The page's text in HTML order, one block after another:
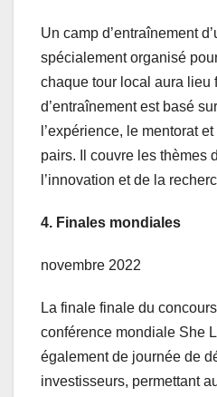
Un camp d’entraînement
spécialement organisé
chaque tour local aura lieu
d’entraînement est basé
l’expérience, le mentorat
pairs. Il couvre les thèmes
l’innovation et de la
4. Finales mondiales
novembre 2022
La finale finale du
conférence mondiale She
également de journée de
investisseurs, permettant